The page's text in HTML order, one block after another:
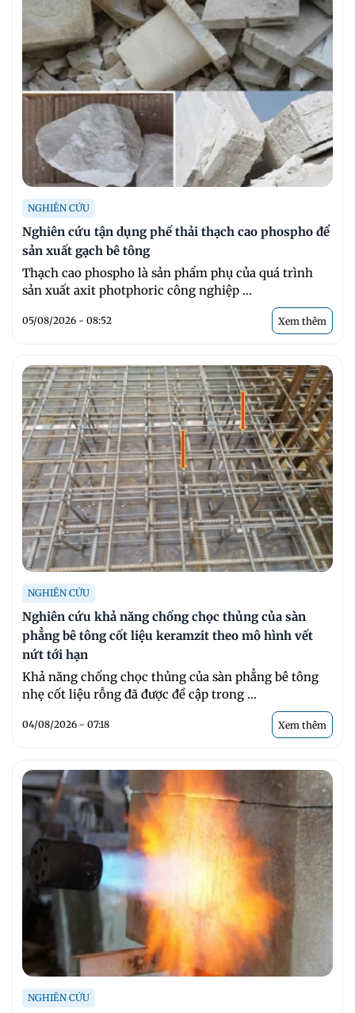
NGHIÊN CỨU
Nghiên cứu tận dụng phế thải thạch cao phospho để
sản xuất gạch bê tông
Thạch cao phospho là sản phẩm phụ của quá trình
sản xuất axit photphoric công nghiệp ...
05/08/2026 - 08:52 Xem thêm
NGHIÊN CỨU
Nghiên cứu khả năng chống chọc thủng của sàn
phẳng bê tông cốt liệu keramzit theo mô hình vết
nứt tới hạn
Khả năng chống chọc thủng của sàn phẳng bê tông
nhẹ cốt liệu rỗng đã được đề cập trong ...
04/08/2026 - 07:18 Xem thêm
NGHIÊN CỨU